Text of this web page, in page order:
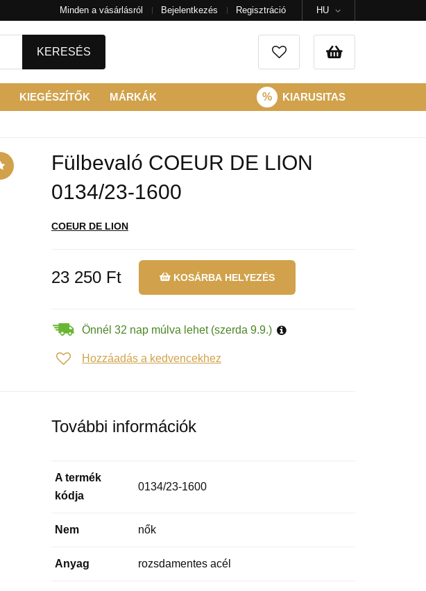
Minden a vásárlásról Bejelentkezés Regisztráció HU
KERESÉS
KIEGÉSZÍTŐK MÁRKÁK % KIARUSITAS
Fülbevaló COEUR DE LION
0134/23-1600
COEUR DE LION
23 250 Ft KOSÁRBA HELYEZÉS
Önnél 32 nap múlva lehet (szerda 9.9.)
Hozzáadás a kedvencekhez
További információk
A termék
kódja
0134/23-1600
Nem nők
Anyag rozsdamentes acél